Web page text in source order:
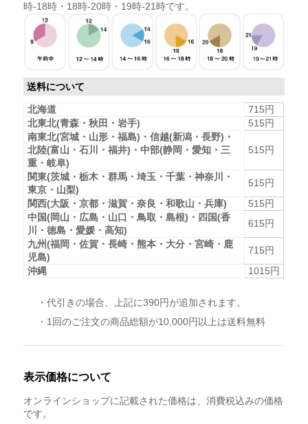
時-18時・18時-20時・19時-21時です。
送料について
北海道
715円
北東北(青森・秋田・岩手)
515円
南東北(宮城・山形・福島)・信越(新潟・長野)・
北陸(富山・石川・福井)・中部(静岡・愛知・三
重・岐阜)
515円
関東(茨城・栃木・群馬・埼玉・千葉・神奈川・
東京・山梨)
515円
関西(大阪・京都・滋賀・奈良・和歌山・兵庫)
515円
中国(岡山・広島・山口・鳥取・島根)・四国(香
川・徳島・愛媛・高知)
615円
九州(福岡・佐賀・長崎・熊本・大分・宮崎・鹿
児島)
715円
沖縄
1015円
・代引きの場合、上記に390円が追加されます。
・1回のご注文の商品総額が10,000円以上は送料無料
表示価格について
オンラインショップに記載された価格は、消費税込みの価格
です。